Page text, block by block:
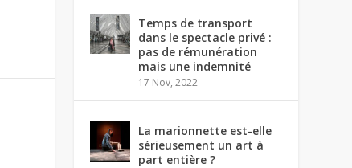
Temps de transport
dans le spectacle privé :
pas de rémunération
mais une indemnité
17 Nov, 2022
La marionnette est-elle
sérieusement un art à
part entière ?